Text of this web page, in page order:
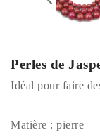
Perles de
Idéal pour faire
Matière : pierre